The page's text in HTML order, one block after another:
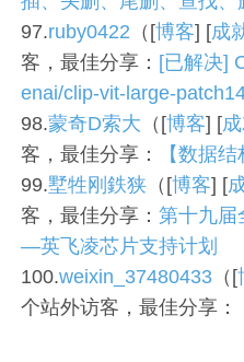
97.ruby0422 （[博客] [成
客，最佳分享： [已解决]
enai/clip-vit-large-
98.蒙奇D索大 （[博客] [
客，最佳分享：
【数据
99.墅牲刚鉄狭 （[博客] [
客，最佳分享：第十九届
—英飞凌芯片支持计划
100.weixin_37480433 （[
个站外访客，最佳分享：